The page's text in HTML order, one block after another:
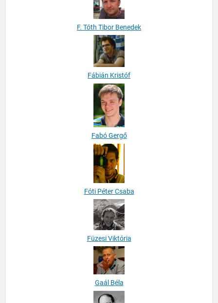
F. Tóth Tibor Benedek
Fábián Kristóf
Fabó Gergő
Fóti Péter Csaba
Füzesi Viktória
Gaál Béla